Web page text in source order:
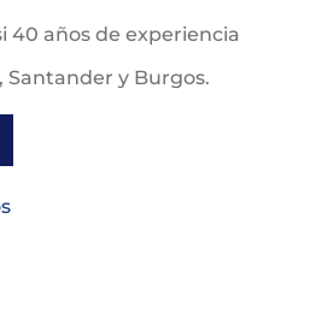
40 años de experiencia
Santander y Burgos.